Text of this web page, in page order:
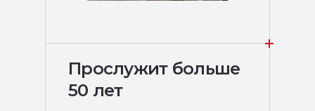
Прослужит больше
50 лет